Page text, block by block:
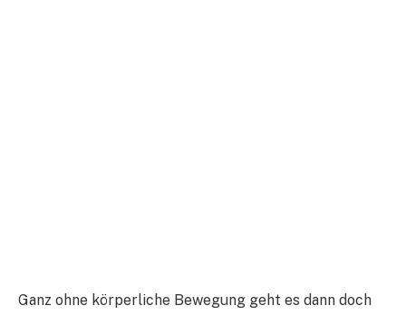
Ganz ohne körperliche Bewegung geht es dann doch